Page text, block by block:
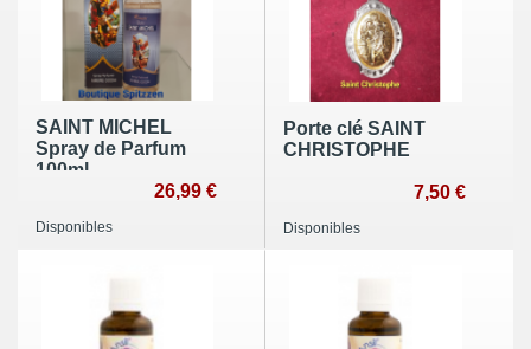
SAINT MICHEL
Spray de Parfum
100ml
26,99 €
Disponibles
Porte clé SAINT
CHRISTOPHE
7,50 €
Disponibles